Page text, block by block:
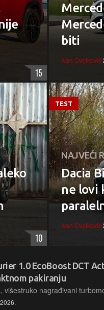
15
biti
Ivan Cvetković
10
TEST
NAJVEĆI
Dacia
ne lovi
Ivan Cvetković
1.0 EcoBoost DCT
pakiranju